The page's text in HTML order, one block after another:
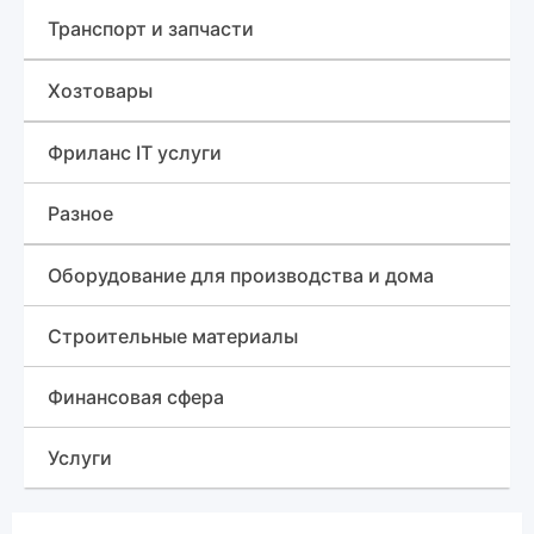
Инструменты
Стройматериалы
Для дома
Планшеты и электронные книги
Игровые приставки и аксессуары
Телефоны
Рации
Ноутбуки
Транспорт и запчасти
Лесовоз (сортиментовоз)
Грузовики
Навесное оборудование
Трактор
Бульдозеры
Сельхозтехника
Автобетононасос
Хозтовары
Изделия из пластмассы, Мультипласт
Фриланс IT услуги
Разное
Знакомства
Различные услуги
Оборудование для производства и дома
Строительные материалы
Финансовая сфера
Услуги